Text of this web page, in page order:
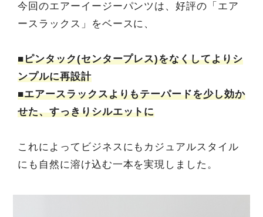
今回のエアーイージーパンツは、好評の「エア
ースラックス」をベースに、
■ピンタック(センタープレス)をなくしてよりシ
ンプルに再設計
■エアースラックスよりもテーパードを少し効か
せた、すっきりシルエットに
これによってビジネスにもカジュアルスタイル
にも自然に溶け込む一本を実現しました。